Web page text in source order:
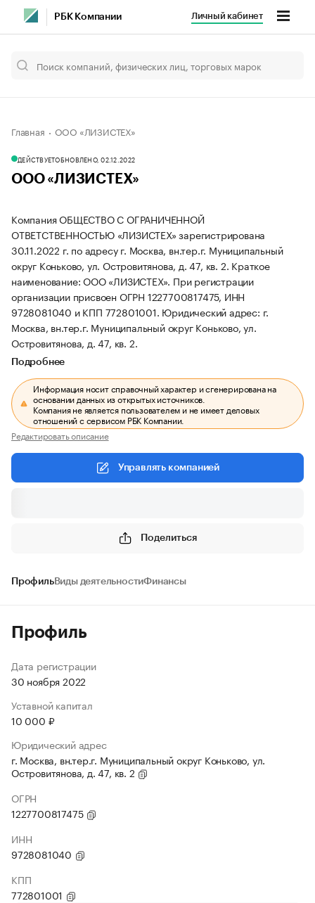
РБК Компании Личный кабинет
Главная ООО «ЛИЗИСТЕХ»
ДЕЙСТВУЕТОБНОВЛЕНО, 02.12.2022
ООО «ЛИЗИСТЕХ»
Компания ОБЩЕСТВО С ОГРАНИЧЕННОЙ
ОТВЕТСТВЕННОСТЬЮ «ЛИЗИСТЕХ» зарегистрирована
30.11.2022 г. по адресу г. Москва, вн.тер.г. Муниципальный
округ Коньково, ул. Островитянова, д. 47, кв. 2. Краткое
наименование: ООО «ЛИЗИСТЕХ». При регистрации
организации присвоен ОГРН 1227700817475, ИНН
9728081040 и КПП 772801001. Юридический адрес: г.
Москва, вн.тер.г. Муниципальный округ Коньково, ул.
Островитянова, д. 47, кв. 2.
Подробнее
Информация носит справочный характер и сгенерирована на
основании данных из открытых источников.
Компания не является пользователем и не имеет деловых
отношений с сервисом РБК Компании.
Редактировать описание
Управлять компанией
Поделиться
ПрофильВиды деятельностиФинансы
Профиль
Дата регистрации
30 ноября 2022
Уставной капитал
10 000 ₽
Юридический адрес
г. Москва, вн.тер.г. Муниципальный округ Коньково, ул.
Островитянова, д. 47, кв. 2
ОГРН
1227700817475
ИНН
9728081040
КПП
772801001